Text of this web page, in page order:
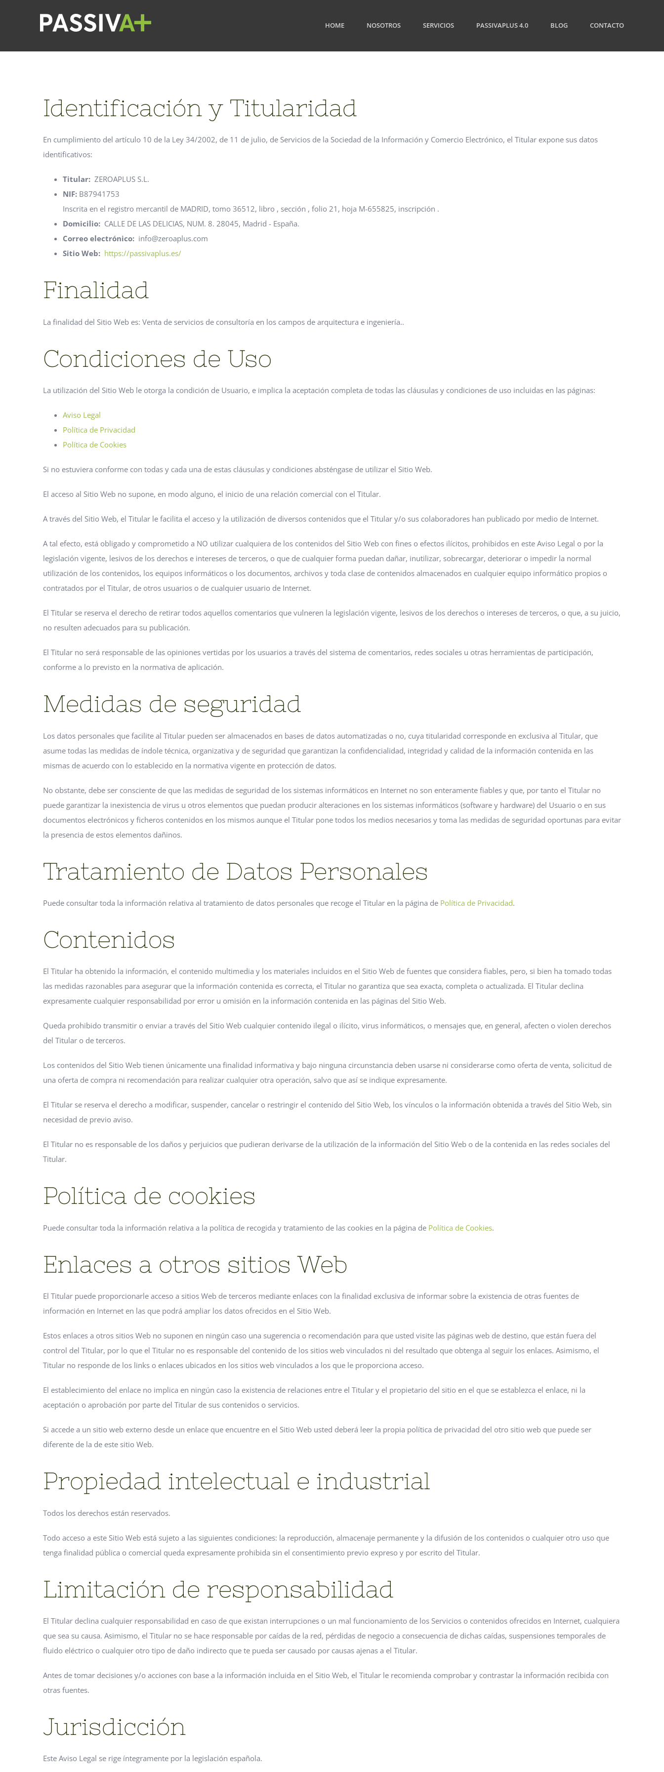
HOME NOSOTROS SERVICIOS PASSIVAPLUS 4.0 BLOG CONTACTO
Identificación y Titularidad
En cumplimiento del artículo 10 de la Ley 34/2002, de 11 de julio, de Servicios de la Sociedad de la Información y Comercio Electrónico, el Titular expone sus datos
identificativos:
Titular: ZEROAPLUS S.L.
NIF: B87941753
Inscrita en el registro mercantil de MADRID, tomo 36512, libro , sección , folio 21, hoja M-655825, inscripción .
Domicilio: CALLE DE LAS DELICIAS, NUM. 8. 28045, Madrid - España.
Correo electrónico: info@zeroaplus.com
Sitio Web: https://passivaplus.es/
Finalidad
La finalidad del Sitio Web es: Venta de servicios de consultoría en los campos de arquitectura e ingeniería..
Condiciones de Uso
La utilización del Sitio Web le otorga la condición de Usuario, e implica la aceptación completa de todas las cláusulas y condiciones de uso incluidas en las páginas:
Aviso Legal
Política de Privacidad
Política de Cookies
Si no estuviera conforme con todas y cada una de estas cláusulas y condiciones absténgase de utilizar el Sitio Web.
El acceso al Sitio Web no supone, en modo alguno, el inicio de una relación comercial con el Titular.
A través del Sitio Web, el Titular le facilita el acceso y la utilización de diversos contenidos que el Titular y/o sus colaboradores han publicado por medio de Internet.
A tal efecto, está obligado y comprometido a NO utilizar cualquiera de los contenidos del Sitio Web con fines o efectos ilícitos, prohibidos en este Aviso Legal o por la
legislación vigente, lesivos de los derechos e intereses de terceros, o que de cualquier forma puedan dañar, inutilizar, sobrecargar, deteriorar o impedir la normal
utilización de los contenidos, los equipos informáticos o los documentos, archivos y toda clase de contenidos almacenados en cualquier equipo informático propios o
contratados por el Titular, de otros usuarios o de cualquier usuario de Internet.
El Titular se reserva el derecho de retirar todos aquellos comentarios que vulneren la legislación vigente, lesivos de los derechos o intereses de terceros, o que, a su juicio,
no resulten adecuados para su publicación.
El Titular no será responsable de las opiniones vertidas por los usuarios a través del sistema de comentarios, redes sociales u otras herramientas de participación,
conforme a lo previsto en la normativa de aplicación.
Medidas de seguridad
Los datos personales que facilite al Titular pueden ser almacenados en bases de datos automatizadas o no, cuya titularidad corresponde en exclusiva al Titular, que
asume todas las medidas de índole técnica, organizativa y de seguridad que garantizan la confidencialidad, integridad y calidad de la información contenida en las
mismas de acuerdo con lo establecido en la normativa vigente en protección de datos.
No obstante, debe ser consciente de que las medidas de seguridad de los sistemas informáticos en Internet no son enteramente fiables y que, por tanto el Titular no
puede garantizar la inexistencia de virus u otros elementos que puedan producir alteraciones en los sistemas informáticos (software y hardware) del Usuario o en sus
documentos electrónicos y ficheros contenidos en los mismos aunque el Titular pone todos los medios necesarios y toma las medidas de seguridad oportunas para evitar
la presencia de estos elementos dañinos.
Tratamiento de Datos Personales
Puede consultar toda la información relativa al tratamiento de datos personales que recoge el Titular en la página de Política de Privacidad.
Contenidos
El Titular ha obtenido la información, el contenido multimedia y los materiales incluidos en el Sitio Web de fuentes que considera fiables, pero, si bien ha tomado todas
las medidas razonables para asegurar que la información contenida es correcta, el Titular no garantiza que sea exacta, completa o actualizada. El Titular declina
expresamente cualquier responsabilidad por error u omisión en la información contenida en las páginas del Sitio Web.
Queda prohibido transmitir o enviar a través del Sitio Web cualquier contenido ilegal o ilícito, virus informáticos, o mensajes que, en general, afecten o violen derechos
del Titular o de terceros.
Los contenidos del Sitio Web tienen únicamente una finalidad informativa y bajo ninguna circunstancia deben usarse ni considerarse como oferta de venta, solicitud de
una oferta de compra ni recomendación para realizar cualquier otra operación, salvo que así se indique expresamente.
El Titular se reserva el derecho a modificar, suspender, cancelar o restringir el contenido del Sitio Web, los vínculos o la información obtenida a través del Sitio Web, sin
necesidad de previo aviso.
El Titular no es responsable de los daños y perjuicios que pudieran derivarse de la utilización de la información del Sitio Web o de la contenida en las redes sociales del
Titular.
Política de cookies
Puede consultar toda la información relativa a la política de recogida y tratamiento de las cookies en la página de Política de Cookies.
Enlaces a otros sitios Web
El Titular puede proporcionarle acceso a sitios Web de terceros mediante enlaces con la finalidad exclusiva de informar sobre la existencia de otras fuentes de
información en Internet en las que podrá ampliar los datos ofrecidos en el Sitio Web.
Estos enlaces a otros sitios Web no suponen en ningún caso una sugerencia o recomendación para que usted visite las páginas web de destino, que están fuera del
control del Titular, por lo que el Titular no es responsable del contenido de los sitios web vinculados ni del resultado que obtenga al seguir los enlaces. Asimismo, el
Titular no responde de los links o enlaces ubicados en los sitios web vinculados a los que le proporciona acceso.
El establecimiento del enlace no implica en ningún caso la existencia de relaciones entre el Titular y el propietario del sitio en el que se establezca el enlace, ni la
aceptación o aprobación por parte del Titular de sus contenidos o servicios.
Si accede a un sitio web externo desde un enlace que encuentre en el Sitio Web usted deberá leer la propia política de privacidad del otro sitio web que puede ser
diferente de la de este sitio Web.
Propiedad intelectual e industrial
Todos los derechos están reservados.
Todo acceso a este Sitio Web está sujeto a las siguientes condiciones: la reproducción, almacenaje permanente y la difusión de los contenidos o cualquier otro uso que
tenga finalidad pública o comercial queda expresamente prohibida sin el consentimiento previo expreso y por escrito del Titular.
Limitación de responsabilidad
El Titular declina cualquier responsabilidad en caso de que existan interrupciones o un mal funcionamiento de los Servicios o contenidos ofrecidos en Internet, cualquiera
que sea su causa. Asimismo, el Titular no se hace responsable por caídas de la red, pérdidas de negocio a consecuencia de dichas caídas, suspensiones temporales de
fluido eléctrico o cualquier otro tipo de daño indirecto que te pueda ser causado por causas ajenas a el Titular.
Antes de tomar decisiones y/o acciones con base a la información incluida en el Sitio Web, el Titular le recomienda comprobar y contrastar la información recibida con
otras fuentes.
Jurisdicción
Este Aviso Legal se rige íntegramente por la legislación española.